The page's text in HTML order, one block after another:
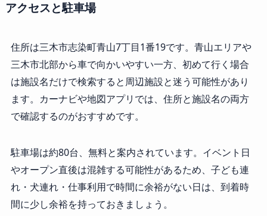
アクセスと駐車場
住所は三木市志染町青山7丁目1番19です。青山エリアや
三木市北部から車で向かいやすい一方、初めて行く場合
は施設名だけで検索すると周辺施設と迷う可能性があり
ます。カーナビや地図アプリでは、住所と施設名の両方
で確認するのがおすすめです。
駐車場は約80台、無料と案内されています。イベント日
やオープン直後は混雑する可能性があるため、子ども連
れ・犬連れ・仕事利用で時間に余裕がない日は、到着時
間に少し余裕を持っておきましょう。